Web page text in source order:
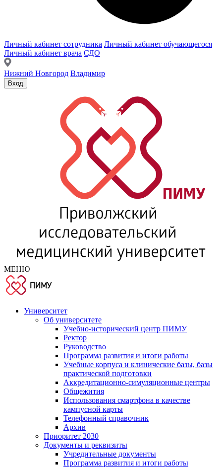
Личный кабинет сотрудника Личный кабинет обучающегося
Личный кабинет врача СДО
Нижний Новгород Владимир
Вход
МЕНЮ
Университет
Об университете
Учебно-исторический центр ПИМУ
Ректор
Руководство
Программа развития и итоги работы
Учебные корпуса и клинические базы, базы
практической подготовки
Аккредитационно-симуляционные центры
Общежития
Использования смартфона в качестве
кампусной карты
Телефонный справочник
Архив
Приоритет 2030
Документы и реквизиты
Учредительные документы
Программа развития и итоги работы